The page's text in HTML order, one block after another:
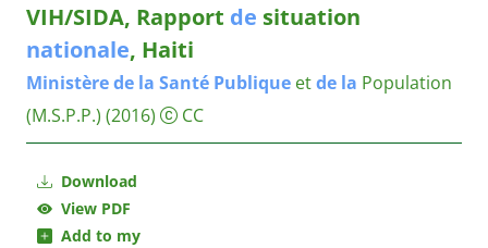
Download
View PDF
Add to my
VIH/SIDA, Rapport de situation
nationale, Haiti
Ministèrede la Santé Publique etde la Population
(M.S.P.P.) (2016) CC